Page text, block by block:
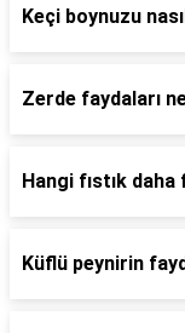
Keçi boynuzu
Zerde faydaları
Hangi fıstık daha
Küflü peynirin